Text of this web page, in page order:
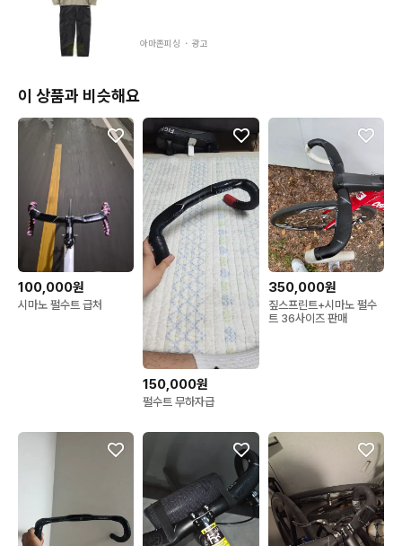
아마존피싱 ・ 광고
이 상품과 비슷해요
100,000원
시마노 펄수트 급처
150,000원
펄수트 무하자급
350,000원
짚스프린트+시마노 펄수
트 36사이즈 판매